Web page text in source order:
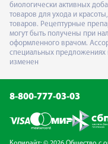
биологически активных
товаров для ухода и
товаров. Рецептурные
могут быть получены при
оформленного врачом.
специальных предложениях
изменен
8-800-777-03-03